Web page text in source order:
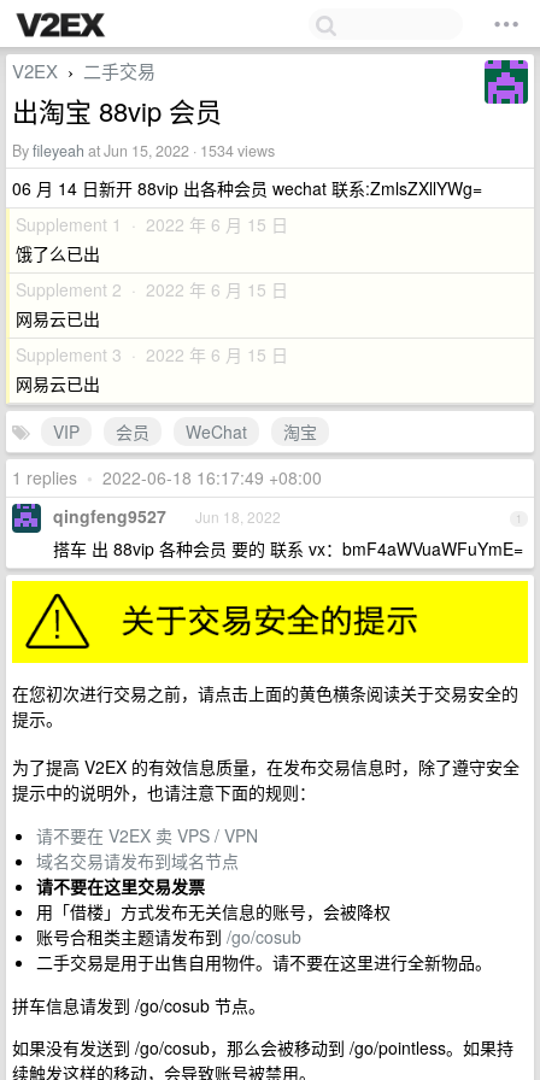
V2EX › 二手交易
出淘宝 88vip 会员
Byfileyeah at Jun 15, 2022 · 1534 views
06 月 14 日新开 88vip 出各种会员 wechat 联系:ZmlsZXllYWg=
Supplement 1 · 2022 年 6 月 15 日
饿了么已出
Supplement 2 · 2022 年 6 月 15 日
网易云已出
Supplement 3 · 2022 年 6 月 15 日
网易云已出
VIP
会员 WeChat
淘宝
1 replies • 2022-06-18 16:17:49 +08:00
1
qingfeng9527 Jun 18, 2022
搭车 出 88vip 各种会员 要的 联系 vx：bmF4aWVuaWFuYmE=
在您初次进行交易之前，请点击上面的黄色横条阅读关于交易安全的
提示。
为了提高 V2EX 的有效信息质量，在发布交易信息时，除了遵守安全
提示中的说明外，也请注意下面的规则：
请不要在 V2EX 卖 VPS / VPN
域名交易请发布到域名节点
请不要在这里交易发票
用「借楼」方式发布无关信息的账号，会被降权
账号合租类主题请发布到 /go/cosub
二手交易是用于出售自用物件。请不要在这里进行全新物品。
拼车信息请发到 /go/cosub 节点。
如果没有发送到 /go/cosub，那么会被移动到 /go/pointless。如果持
续触发这样的移动，会导致账号被禁用。